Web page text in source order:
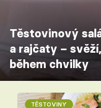
Těstovinový
a rajčaty –
během chvilky
TĚSTOVINY